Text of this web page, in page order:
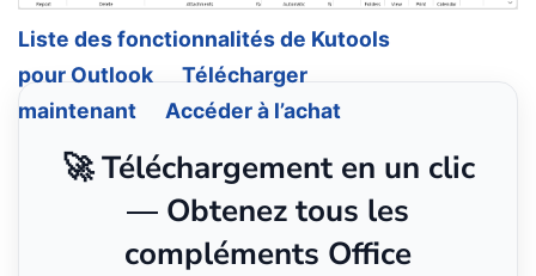
Liste des fonctionnalités de Kutools
pour Outlook
Télécharger
maintenant
Accéder à l’achat
🚀 Téléchargement en un clic
— Obtenez tous les
compléments Office